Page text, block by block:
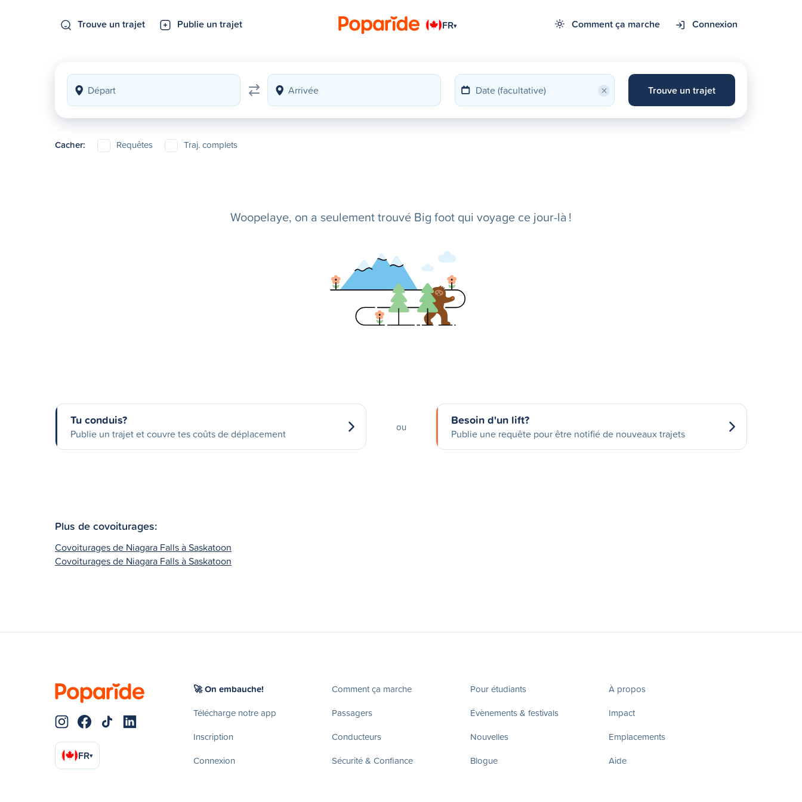
Trouve un trajet Publie un trajet FR▾ Comment ça marche Connexion
× Trouve un trajet
Cacher: Requêtes Traj. complets
Woopelaye, on a seulement trouvé Big foot qui voyage ce jour-là !
Tu conduis?
Publie un trajet et couvre tes coûts de déplacement
ou Besoin d'un lift?
Publie une requête pour être notifié de nouveaux trajets
Plus de covoiturages:
Covoiturages de Niagara Falls à Saskatoon
Covoiturages de Niagara Falls à Saskatoon
FR▾
🚀 On embauche!
Télécharge notre app
Inscription
Connexion
Comment ça marche
Passagers
Conducteurs
Sécurité & Confiance
Pour étudiants
Évènements & festivals
Nouvelles
Blogue
À propos
Impact
Emplacements
Aide